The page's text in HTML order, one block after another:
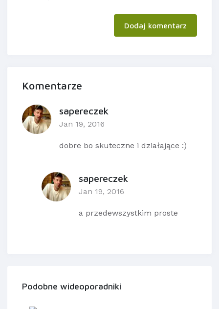
Dodaj komentarz
Komentarze
sapereczek
Jan 19, 2016
dobre bo skuteczne i działające :)
sapereczek
Jan 19, 2016
a przedewszystkim proste
Podobne wideoporadniki